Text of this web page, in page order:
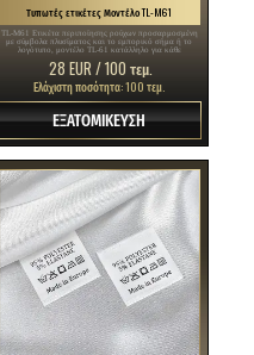
Τυπωτές ετικέτες Μοντέλο TL-M61
TL-M61 Ετικέτα περιποίησης ρούχων προσαρμοσμένη
με σύμβολα πλυσίματος και το εμπορικό σήμα ή το
λογότυπο, μοντέλο TL-61 κατάλληλο για κάθε
κλωστοϋφαντουργικό προϊόν, ειδικά είδη ένδυσης.
28 EUR / 100 τεμ.
Ελάχιστη ποσότητα: 100 τεμ.
ΕΞΑΤΟΜΙΚΕΥΣΗ